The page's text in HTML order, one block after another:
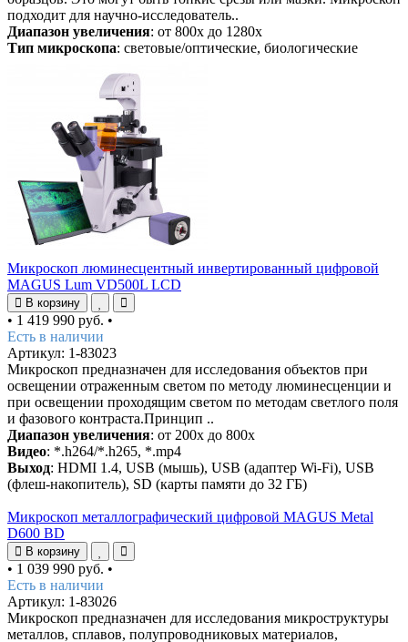
подходит для научно-исследователь..
Диапазон увеличения: от 800х до 1280х
Тип микроскопа: световые/оптические, биологические
Микроскоп люминесцентный инвертированный цифровой
MAGUS Lum VD500L LCD
В корзину
• 1 419 990 руб. •
Есть в наличии
Артикул: 1-83023
Микроскоп предназначен для исследования объектов при
освещении отраженным светом по методу люминесценции и
при освещении проходящим светом по методам светлого поля
и фазового контраста.Принцип ..
Диапазон увеличения: от 200х до 800х
Видео: *.h264/*.h265, *.mp4
Выход: HDMI 1.4, USB (мышь), USB (адаптер Wi-Fi), USB
(флеш-накопитель), SD (карты памяти до 32 ГБ)
Микроскоп металлографический цифровой MAGUS Metal
D600 BD
В корзину
• 1 039 990 руб. •
Есть в наличии
Артикул: 1-83026
Микроскоп предназначен для исследования микроструктуры
металлов, сплавов, полупроводниковых материалов,